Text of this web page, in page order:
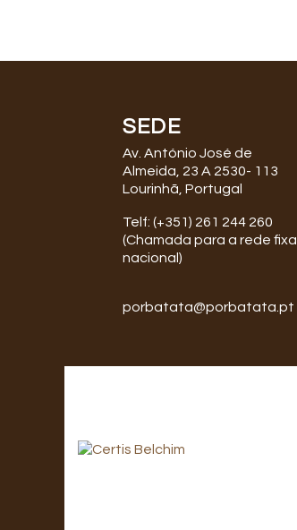
SEDE
Av. António José de
Almeida, 23 A 2530- 113
Lourinhã, Portugal
Telf: (+351) 261 244 260
(Chamada para a rede fixa
nacional)
porbatata@porbatata.pt